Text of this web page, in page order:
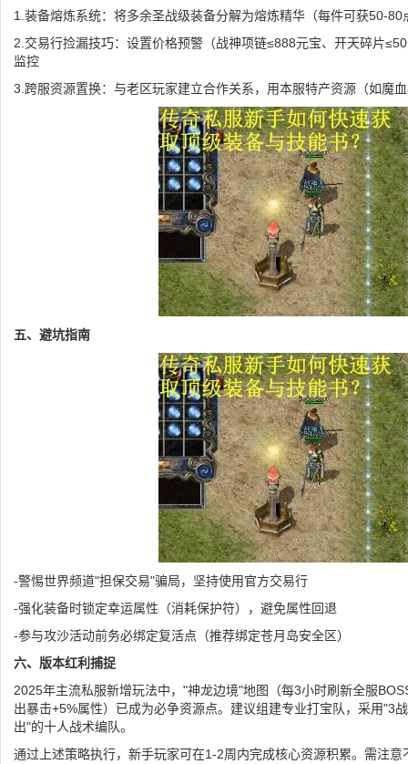
1.装备熔炼系统：将多余圣战级装备分解为熔炼精华（每件可获50-80
2.交易行捡漏技巧：设置价格预警（战神项链≤888元宝、开天碎片
监控
3.跨服资源置换：与老区玩家建立合作关系，用本服特产资源（如魔
五、避坑指南
-警惕世界频道"担保交易"骗局，坚持使用官方交易行
-强化装备时锁定幸运属性（消耗保护符），避免属性回退
-参与攻沙活动前务必绑定复活点（推荐绑定苍月岛安全区）
六、版本红利捕捉
2025年主流私服新增玩法中，"神龙边境"地图（每3小时刷新全服
出暴击+5%属性）已成为必争资源点。建议组建专业打宝队，采用"3
出"的十人战术编队。
通过上述策略执行，新手玩家可在1-2周内完成核心资源积累。需注